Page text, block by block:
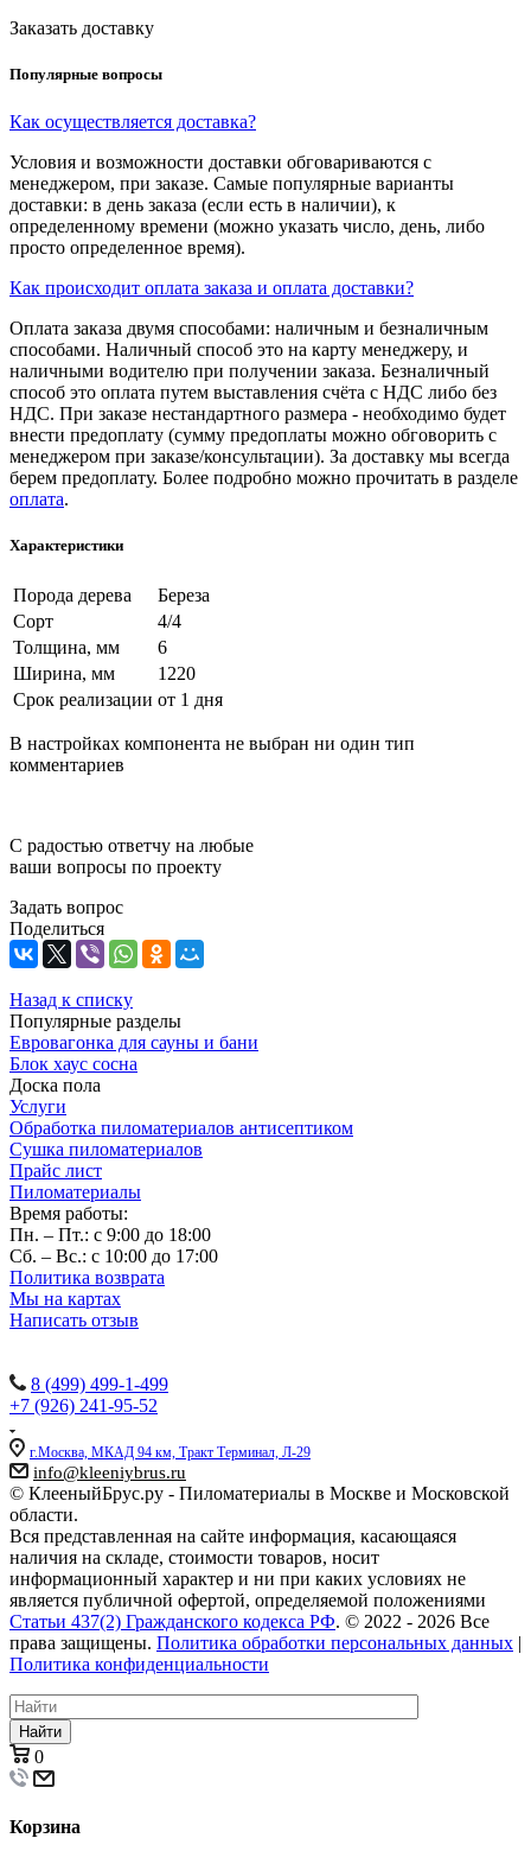
Заказать доставку
Популярные вопросы
Как осуществляется доставка?
Условия и возможности доставки обговариваются с
менеджером, при заказе. Самые популярные варианты
доставки: в день заказа (если есть в наличии), к
определенному времени (можно указать число, день, либо
просто определенное время).
Как происходит оплата заказа и оплата доставки?
Оплата заказа двумя способами: наличным и безналичным
способами. Наличный способ это на карту менеджеру, и
наличными водителю при получении заказа. Безналичный
способ это оплата путем выставления счёта с НДС либо без
НДС. При заказе нестандартного размера - необходимо будет
внести предоплату (сумму предоплаты можно обговорить с
менеджером при заказе/консультации). За доставку мы всегда
берем предоплату. Более подробно можно прочитать в разделе
оплата.
Характеристики
Порода дерева
Береза
Сорт
4/4
Толщина, мм
6
Ширина, мм
1220
Срок реализации от 1 дня
В настройках компонента не выбран ни один тип
комментариев
С радостью ответчу на любые
ваши вопросы по проекту
Задать вопрос
Поделиться
Назад к списку
Популярные разделы
Евровагонка для сауны и бани
Блок хаус сосна
Доска пола
Услуги
Обработка пиломатериалов антисептиком
Сушка пиломатериалов
Прайс лист
Пиломатериалы
Время работы:
Пн. – Пт.: с 9:00 до 18:00
Сб. – Вс.: с 10:00 до 17:00
Политика возврата
Мы на картах
Написать отзыв
8 (499) 499-1-499
+7 (926) 241-95-52
г.Москва, МКАД 94 км, Тракт Терминал, Л-29
info@kleeniybrus.ru
© КлееныйБрус.ру - Пиломатериалы в Москве и Московской
области.
Вся представленная на сайте информация, касающаяся
наличия на складе, стоимости товаров, носит
информационный характер и ни при каких условиях не
является публичной офертой, определяемой положениями
Статьи 437(2) Гражданского кодекса РФ. © 2022 - 2026 Все
права защищены. Политика обработки персональных данных |
Политика конфиденциальности
Найти
0
Корзина